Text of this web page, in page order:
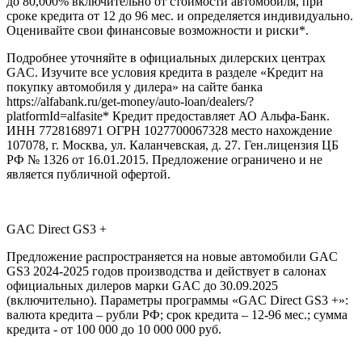
сроке кредита от 12 до 96 мес. и определяется индивидуально.
Оценивайте свои финансовые возможности и риски*.
Подробнее уточняйте в официальных дилерских центрах
GAC. Изучите все условия кредита в разделе «Кредит на
покупку автомобиля у дилера» на сайте банка
https://alfabank.ru/get-money/auto-loan/dealers/?
platformId=alfasite* Кредит предоставляет АО Альфа-Банк.
ИНН 7728168971 ОГРН 1027700067328 место нахождение
107078, г. Москва, ул. Каланчевская, д. 27. Ген.лицензия ЦБ
РФ № 1326 от 16.01.2015. Предложение ограничено и не
является публичной офертой.
GAC Direct GS3 +
Предложение распространяется на новые автомобили GAC
GS3 2024-2025 годов производства и действует в салонах
официальных дилеров марки GAC до 30.09.2025
(включительно). Параметры программы «GAC Direct GS3 +»:
валюта кредита – рубли РФ; срок кредита – 12-96 мес.; сумма
кредита - от 100 000 до 10 000 000 руб.